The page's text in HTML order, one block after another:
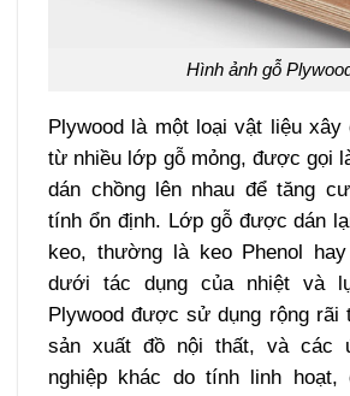
Hình ảnh gỗ
Plywood là một loại vật liệu
từ nhiều lớp gỗ mỏng, được gọi
dán chồng lên nhau để tăng
tính ổn định. Lớp gỗ được dán
keo, thường là keo Phenol
dưới tác dụng của nhiệt và
Plywood được sử dụng rộng rãi
sản xuất đồ nội thất, và các
nghiệp khác do tính linh hoạt,